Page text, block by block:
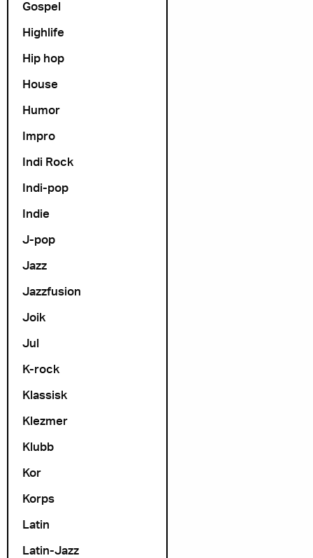
Gospel
Highlife
Hip hop
House
Humor
Impro
Indi Rock
Indi-pop
Indie
J-pop
Jazz
Jazzfusion
Joik
Jul
K-rock
Klassisk
Klezmer
Klubb
Kor
Korps
Latin
Latin-Jazz